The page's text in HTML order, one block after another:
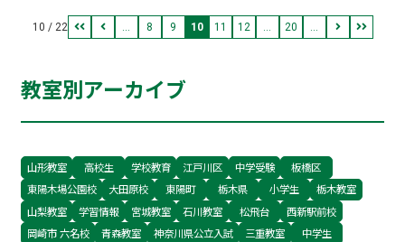
024 泉大津市池浦町1-22-2
は１０日間以上残っています。 冬休み前に参加申
し込みが出来なかった方で、冬休みのご予定に余
いします！ 〒595-0024 泉大津市池浦町1-22-20-
1 GRECARE 2F TEL 0725-23-2500 担当 藤田
10 / 22 ... 8 9 10 11 12 ... 20 ...
教室別アーカイブ
山形教室 高校生 学校教育 江戸川区 中学受験
板橋区
東陽木場公園校
大田原校 東陽町 栃木県 小学生
栃木教室
山梨教室
学習情報 宮城教室 石川教室 松飛台
西新駅前校
岡崎市 六名校
青森教室 神奈川県公立入試 三重教室
中学生